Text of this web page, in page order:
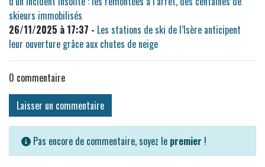
skieurs immobilisés
26/11/2025 à 17:37 - Les stations de ski de l’Isère anticipent
leur ouverture grâce aux chutes de neige
0 commentaire
Laisser un commentaire
Pas encore de commentaire, soyez le premier !